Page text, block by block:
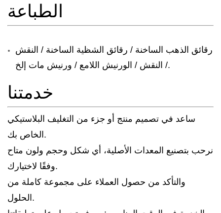
الطباعة
رقائق الذهب الساخنة / رقائق الشظية الساخنة / النقش
خدمتنا
ساعد في تصميم منتج أو جزء من التغليف البلاستيكي
الخاص بك.
نرحب بتصنيع المعدات الأصلية، أي شكل وحجم ولون متاح
وفقًا لاختيارك.
والتأكد من حصول العملاء على مجموعة كاملة من
الحلول.